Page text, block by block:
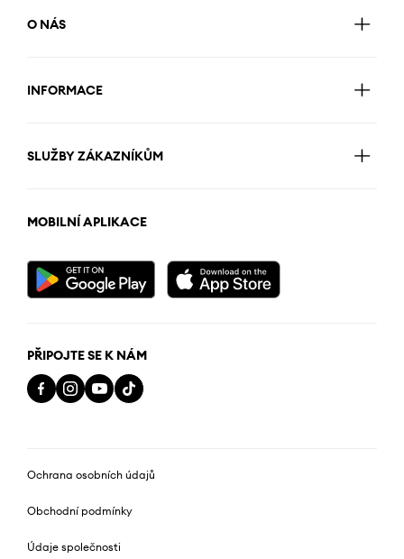
O NÁS
INFORMACE
SLUŽBY ZÁKAZNÍKŮM
MOBILNÍ APLIKACE
PŘIPOJTE SE K NÁM
Ochrana osobních údajů
Obchodní podmínky
Údaje společnosti